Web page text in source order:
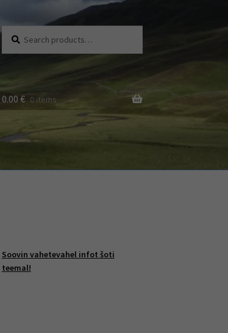
Search
for:
Search
0.00 € 0 items
Soovin vahetevahel infot šoti
teemal!